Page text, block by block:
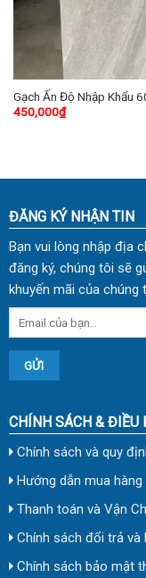
Gạch Ấn Độ Nhập Khẩu
(cm) TDSCK-07
450,000₫
ĐĂNG KÝ NHẬN TIN
Bạn vui lòng nhập địa
đăng ký, chúng tôi sẽ
khuyến mãi của chúng
CHÍNH SÁCH & ĐIỀU
Chính sách và quy
Hướng dẫn mua hàng
Thanh toán và Vận
Chính sách đổi trả và
Chính sách bảo mật